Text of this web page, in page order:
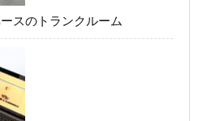
スのトランクルーム